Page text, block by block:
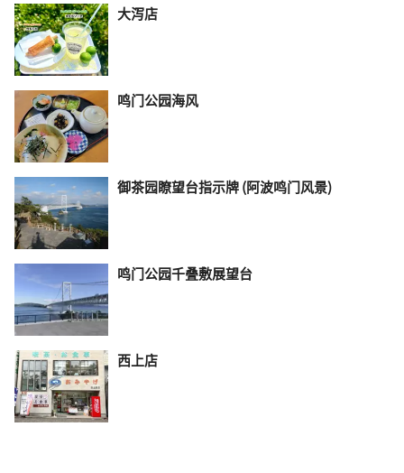
大泻店
鸣门公园海风
御茶园瞭望台指示牌 (阿波鸣门风景)
鸣门公园千叠敷展望台
西上店